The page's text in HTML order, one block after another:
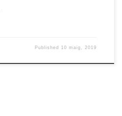
Published 10 maig, 2019